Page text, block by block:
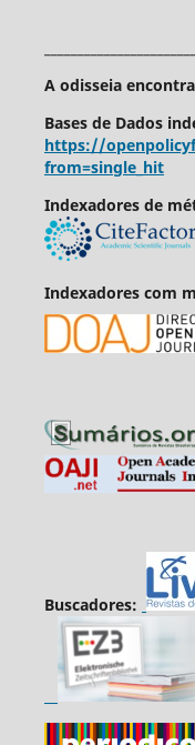
A odisseia
Bases de Dados
https://
from=single_hit
Indexadores de
Indexadores com
Buscadores: